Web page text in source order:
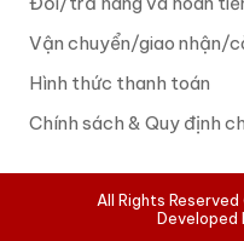
Vận chuyển/giao nhận/
Hình thức thanh toán
Chính sách & Quy định
All Rights
Developed